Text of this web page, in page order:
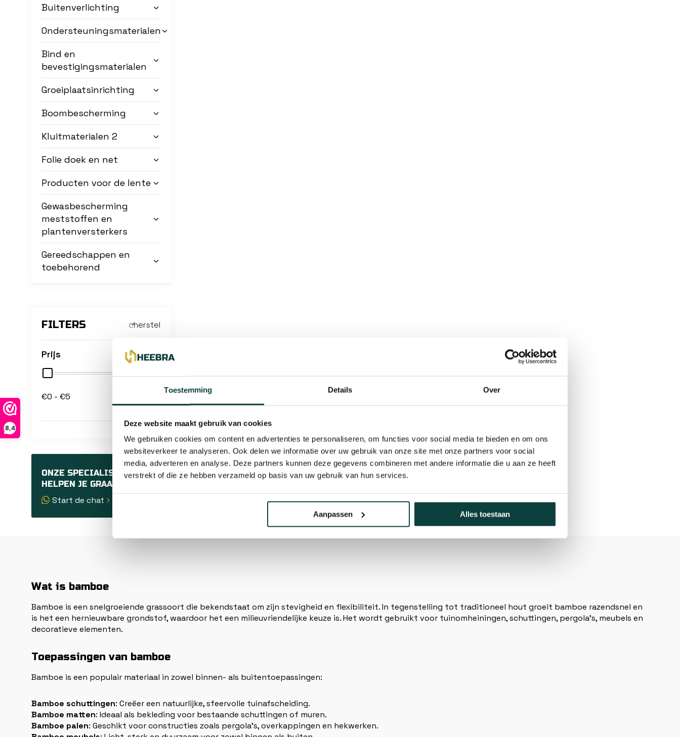
Toestemming Details Over
Deze website maakt gebruik van cookies
We gebruiken cookies om content en advertenties te personaliseren, om functies voor social media te bieden en om ons
websiteverkeer te analyseren. Ook delen we informatie over uw gebruik van onze site met onze partners voor social
media, adverteren en analyse. Deze partners kunnen deze gegevens combineren met andere informatie die u aan ze heeft
verstrekt of die ze hebben verzameld op basis van uw gebruik van hun services.
Aanpassen Alles toestaan
8,4
Buitenverlichting
Ondersteuningsmaterialen
Bind en
bevestigingsmaterialen
Groeiplaatsinrichting
Boombescherming
Kluitmaterialen 2
Folie doek en net
Producten voor de lente
Gewasbescherming
meststoffen en
plantenversterkers
Gereedschappen en
toebehorend
FILTERS herstel
Prijs
€0 - €5
ONZE SPECIALISTEN
HELPEN JE GRAAG
Start de chat
Wat is bamboe
Bamboe is een snelgroeiende grassoort die bekendstaat om zijn stevigheid en flexibiliteit. In tegenstelling tot traditioneel hout groeit bamboe razendsnel en
is het een hernieuwbare grondstof, waardoor het een milieuvriendelijke keuze is. Het wordt gebruikt voor tuinomheiningen, schuttingen, pergola’s, meubels en
decoratieve elementen.
Toepassingen van bamboe
Bamboe is een populair materiaal in zowel binnen- als buitentoepassingen:
Bamboe schuttingen: Creëer een natuurlijke, sfeervolle tuinafscheiding.
Bamboe matten: Ideaal als bekleding voor bestaande schuttingen of muren.
Bamboe palen: Geschikt voor constructies zoals pergola’s, overkappingen en hekwerken.